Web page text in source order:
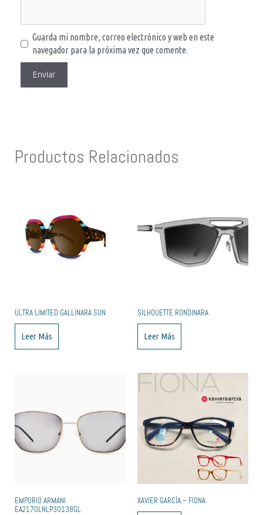
Guarda mi nombre, correo electrónico y web en este
navegador para la próxima vez que comente.
Productos Relacionados
ULTRA LIMITED GALLINARA SUN
Leer Más
SILHOUETTE RONDINARA
Leer Más
EMPORIO ARMANI
EA2170LNLP30138GL
XAVIER GARCÍA – FIONA